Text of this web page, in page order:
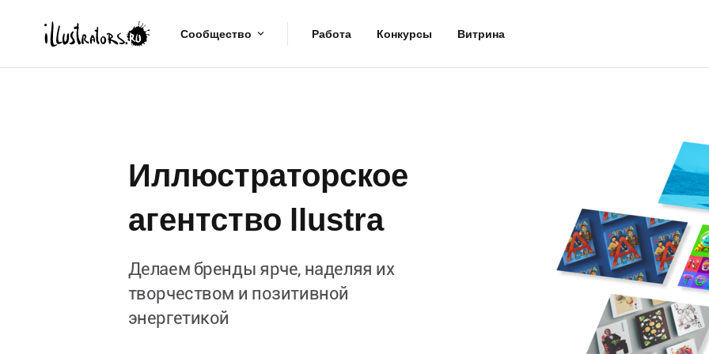
Сообщество Работа Конкурсы Витрина
Иллюстраторское
агентство llustra
Делаем бренды ярче, наделяя их
творчеством и позитивной
энергетикой